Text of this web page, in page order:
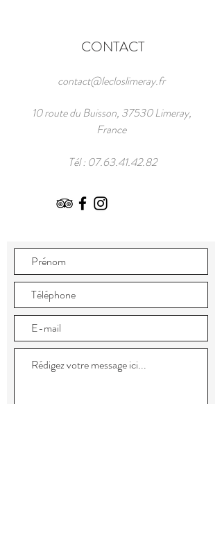
CONTACT
contact@lecloslimeray.fr
10 route du Buisson, 37530 Limeray,
France
Tél : 07.63.41.42.82